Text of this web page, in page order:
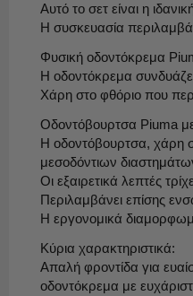
Αυτό το σετ είναι η
Η συσκευασία
Φυσική οδοντόκρεμα
Η οδοντόκρεμα
Χάρη στο φθόριο που
Οδοντόβουρτσα Piuma
Η οδοντόβουρτσα, χάρη
μεσοδόντιων
Οι εξαιρετικά λεπτές
Περιλαμβάνει επίσης
Η εργονομικά
Κύρια χαρακτηριστικά:
Απαλή φροντίδα για
οδοντόκρεμα με